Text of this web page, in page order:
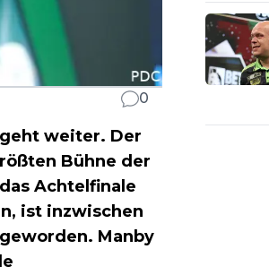
0
weiter. Der
Bühne der
Achtelfinale
ist inzwischen
Manby